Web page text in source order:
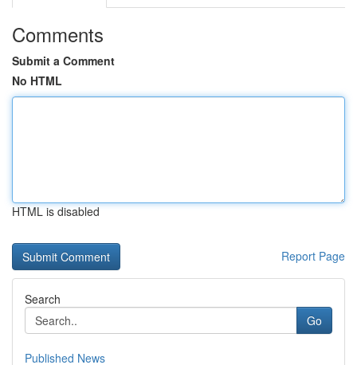
Comments
Submit a Comment
No HTML
HTML is disabled
Report Page
Search
Go
Published News